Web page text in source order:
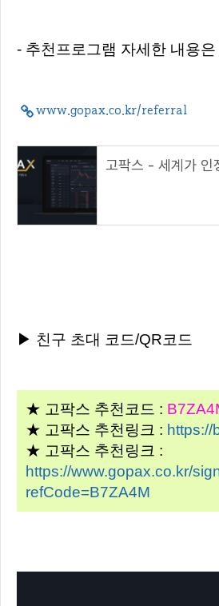
- 추천프로그램 자세한 내용
www.gopax.co.kr/referral
▶ 친구 초대 코드/QR코드
★ 고팍스 추천코드 :
★ 고팍스 추천링크 : https://
★ 고팍스 추천링크 :
https://www.gopax.co.kr/
refCode=B7ZA4M